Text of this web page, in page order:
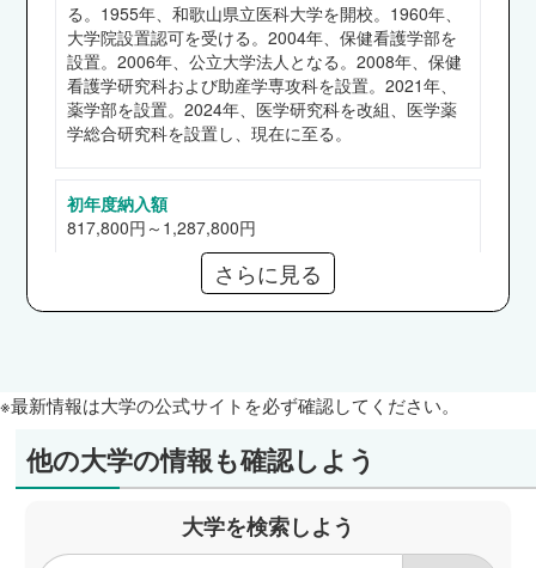
医師国家試験合格率91.1％（新卒）
保健看護学部
和歌山県立医科大学附属病院 他など
る。1955年、和歌山県立医科大学を開校。1960年、
大学院設置認可を受ける。2004年、保健看護学部を
設置。2006年、公立大学法人となる。2008年、保健
看護学研究科および助産学専攻科を設置。2021年、
薬学部を設置。2024年、医学研究科を改組、医学薬
学総合研究科を設置し、現在に至る。
初年度納入額
817,800円～1,287,800円
通信教育部
さらに見る
※最新情報は大学の公式サイトを必ず確認してください。
他の大学の情報も確認しよう
大学を検索しよう